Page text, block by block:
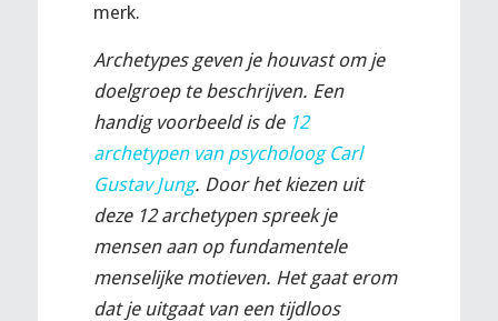
merk.
Archetypes geven je houvast om je
doelgroep te beschrijven. Een
handig voorbeeld is de 12
archetypen van psycholoog Carl
Gustav Jung. Door het kiezen uit
deze 12 archetypen spreek je
mensen aan op fundamentele
menselijke motieven. Het gaat erom
dat je uitgaat van een tijdloos